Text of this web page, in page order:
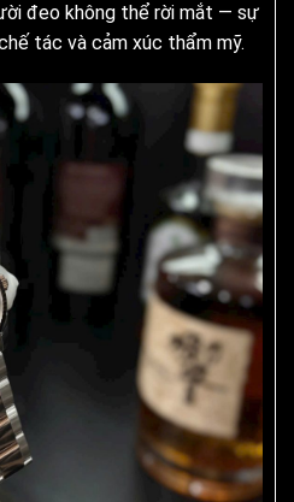
đeo không thể rời mắt — sự
tác và cảm xúc thẩm mỹ.